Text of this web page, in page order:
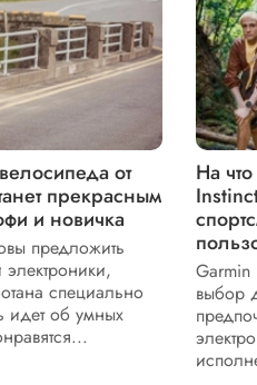
от
прекрасным
и новичка
предложить
специально
идет об умных
На
выбор